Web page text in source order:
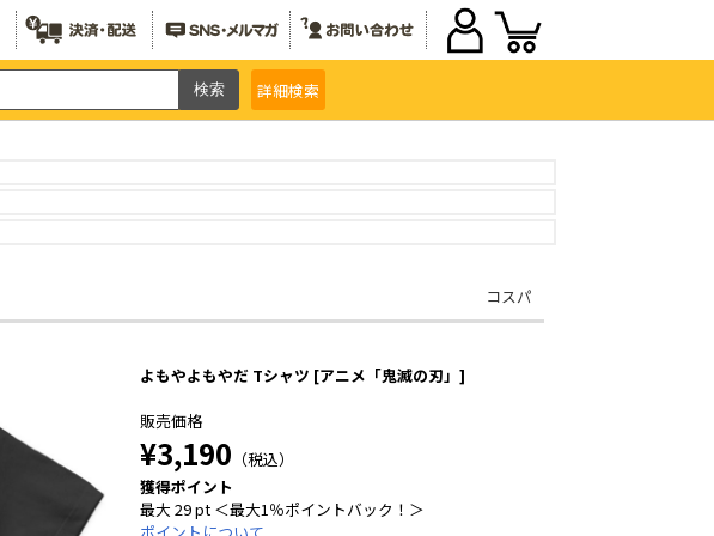
詳細検索
コスパ
よもやよもやだ Tシャツ [アニメ「鬼滅の刃」]
販売価格
¥3,190 （税込）
獲得ポイント
最大 29 pt ＜最大1％ポイントバック！＞